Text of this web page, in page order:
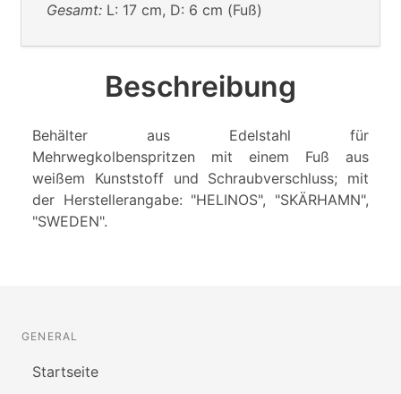
Gesamt: L: 17 cm, D: 6 cm (Fuß)
Beschreibung
Behälter aus Edelstahl für
Mehrwegkolbenspritzen mit einem Fuß aus
weißem Kunststoff und Schraubverschluss; mit
der Herstellerangabe: "HELINOS", "SKÄRHAMN",
"SWEDEN".
GENERAL
Startseite